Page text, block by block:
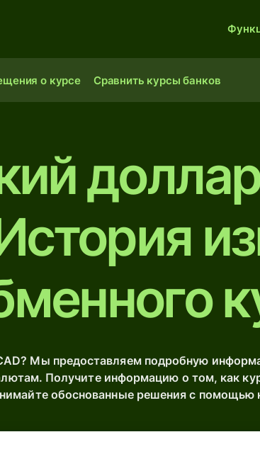
о курсе Сравнить курсы банков
Мы предоставляем подробную
Получите информацию о том, как
обоснованные решения с